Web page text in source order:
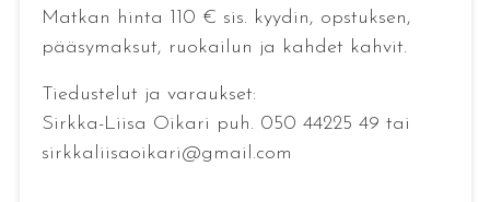
Matkan hinta 110 € sis. kyydin, opstuksen,
pääsymaksut, ruokailun ja kahdet kahvit.
Tiedustelut ja varaukset:
Sirkka-Liisa Oikari puh. 050 44225 49 tai
sirkkaliisaoikari@gmail.com